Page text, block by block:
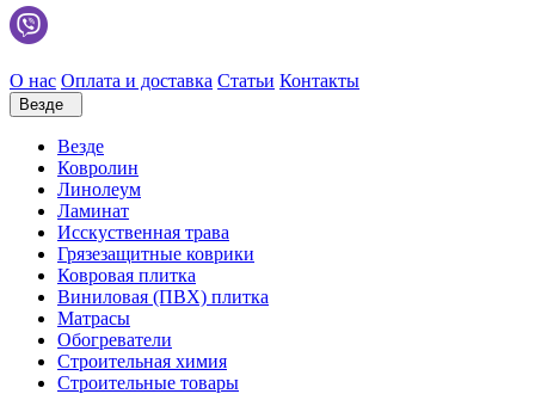
О нас Оплата и доставка Статьи Контакты
Везде
Везде
Ковролин
Линолеум
Ламинат
Исскуственная трава
Грязезащитные коврики
Ковровая плитка
Виниловая (ПВХ) плитка
Матрасы
Обогреватели
Строительная химия
Строительные товары